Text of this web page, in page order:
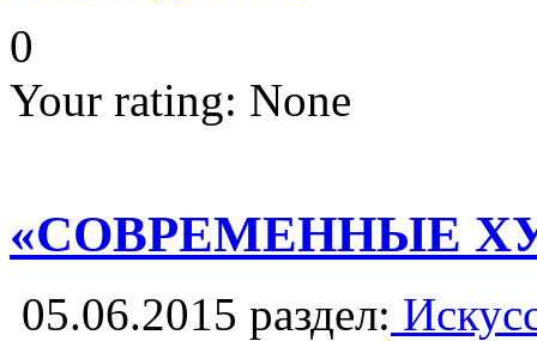
0
Your rating: None
«СОВРЕМЕННЫЕ
05.06.2015 раздел: